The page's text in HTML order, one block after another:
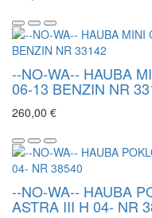
--NO-WA-- HAUBA
06-13 BENZIN NR
260,00 €
--NO-WA-- HAUBA
ASTRA III H 04- NR